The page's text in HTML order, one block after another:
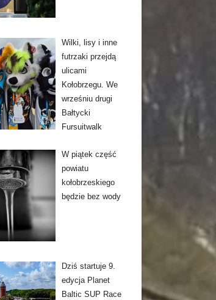
Wilki, lisy i inne
futrzaki przejdą
ulicami
Kołobrzegu. We
wrześniu drugi
Bałtycki
Fursuitwalk
W piątek część
powiatu
kołobrzeskiego
będzie bez wody
Dziś startuje 9.
edycja Planet
Baltic SUP Race